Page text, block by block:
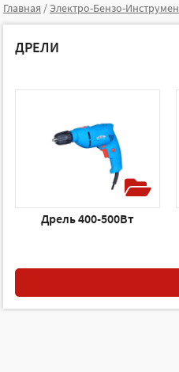
Главная /Электро-Бензо-
ДРЕЛИ
Дрель 400-500Вт